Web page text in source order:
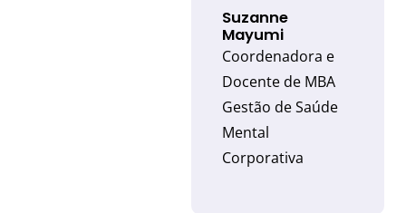
Suzanne
Mayumi
Coordenadora e
Docente de MBA
Gestão de Saúde
Mental
Corporativa